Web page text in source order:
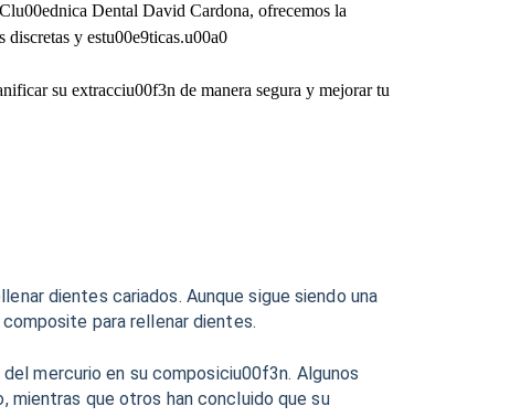
Dental David Cardona, ofrecemos la
y estu00e9ticas.u00a0
su extracciu00f3n de manera segura y mejorar tu
dientes cariados. Aunque sigue siendo una
para rellenar dientes.
mercurio en su composiciu00f3n. Algunos
mientras que otros han concluido que su